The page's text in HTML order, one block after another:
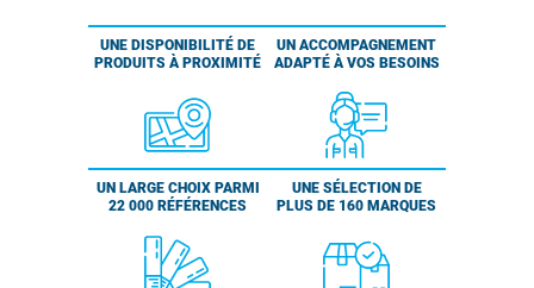
UNE DISPONIBILITÉ DE
PRODUITS À PROXIMITÉ
UN ACCOMPAGNEMENT
ADAPTÉ À VOS BESOINS
UN LARGE CHOIX PARMI
22 000 RÉFÉRENCES
UNE SÉLECTION DE
PLUS DE 160 MARQUES